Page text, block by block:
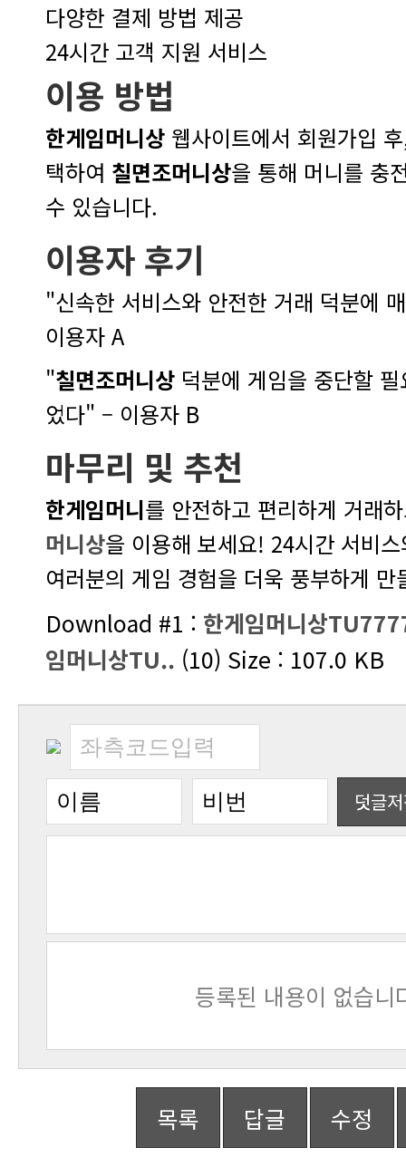
다양한 결제 방법 제공
24시간 고객 지원 서비스
이용 방법
한게임머니상
택하여 칠면조머니상
수 있습니다.
이용자 후기
이용자 A
"칠면조머니상
었다" – 이용자 B
마무리 및 추천
한게임머니를 안전하고 편리하게 거래
머니상
여러분의 게임 경험을 더욱 풍부하게 만
Download #1 :
임머니상TU.. (10) Size : 107.0 KB
덧글
등록된 내용이 없습니
목록 답글 수정